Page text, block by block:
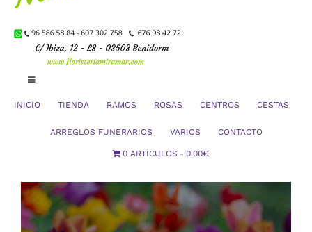
Toggle
Checkout
INICIO TIENDA RAMOS ROSAS CENTROS CESTAS
ARREGLOS FUNERARIOS VARIOS CONTACTO
0 ARTÍCULOS 0.00€